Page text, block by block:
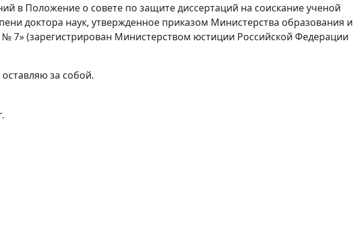
в Положение о совете по защите диссертаций на соискание ученой
доктора наук, утвержденное приказом Министерства образования и
7» (зарегистрирован Министерством юстиции Российской Федерации
за собой.